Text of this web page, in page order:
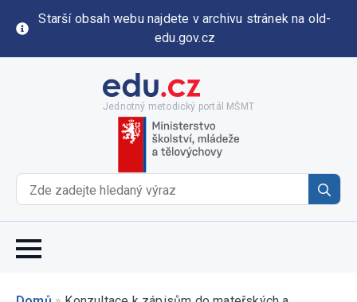
Starší obsah webu najdete v archivu stránek na old-
edu.gov.cz
Jednotný metodický portál MŠMT
for: